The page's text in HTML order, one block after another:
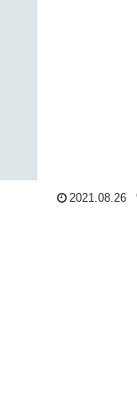
2021.08.26